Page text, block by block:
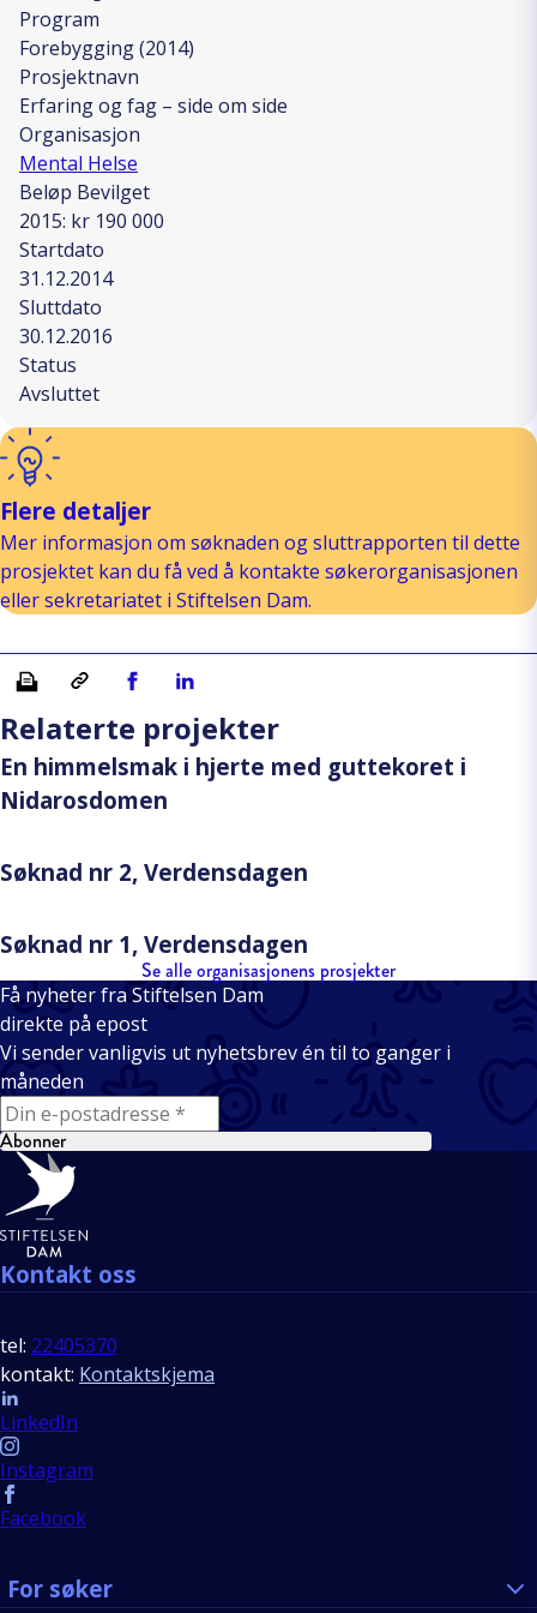
Program
Forebygging (2014)
Prosjektnavn
Erfaring og fag – side om side
Organisasjon
Mental Helse
Beløp Bevilget
2015: kr 190 000
Startdato
31.12.2014
Sluttdato
30.12.2016
Status
Avsluttet
Flere detaljer
Mer informasjon om søknaden og sluttrapporten til dette
prosjektet kan du få ved å kontakte søkerorganisasjonen
eller sekretariatet i Stiftelsen Dam.
Skriv ut Kopiera länkDel på Facebook
Del på Linkedin
Relaterte projekter
En himmelsmak i hjerte med guttekoret i
Nidarosdomen
Søknad nr 2, Verdensdagen
Søknad nr 1, Verdensdagen
Se alle organisasjonens prosjekter
Få nyheter fra Stiftelsen Dam
direkte på epost
Vi sender vanligvis ut nyhetsbrev én til to ganger i
måneden
E-mail
Abonner
Bunntekst
Kontakt oss
tel: 22405370
kontakt: Kontaktskjema
Follow us
LinkedIn
Instagram
Facebook
For søker